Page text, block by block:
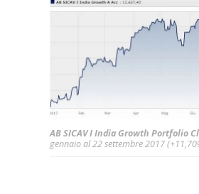
AB SICAV I India Growth Portfolio
gennaio al 22 settembre 2017